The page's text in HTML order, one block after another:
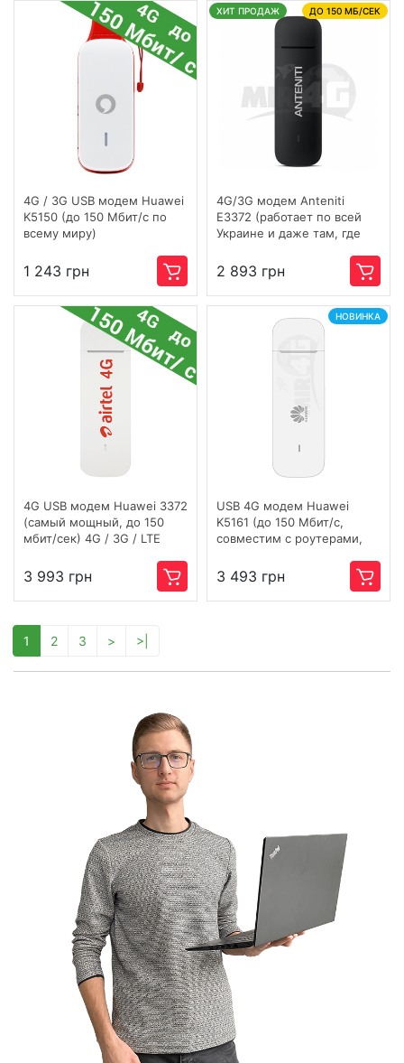
4G / 3G USB модем Huawei
K5150 (до 150 Мбит/с по
всему миру)
1 243 грн
ХИТ ПРОДАЖ ДО 150 МБ/СЕК
4G/3G модем Anteniti
E3372 (работает по всей
Украине и даже там, где
2 893 грн
4G USB модем Huawei 3372
(самый мощный, до 150
мбит/сек) 4G / 3G / LTE
3 993 грн
НОВИНКА
USB 4G модем Huawei
K5161 (до 150 Мбит/с,
совместим с роутерами,
3 493 грн
1 2 3 > >|